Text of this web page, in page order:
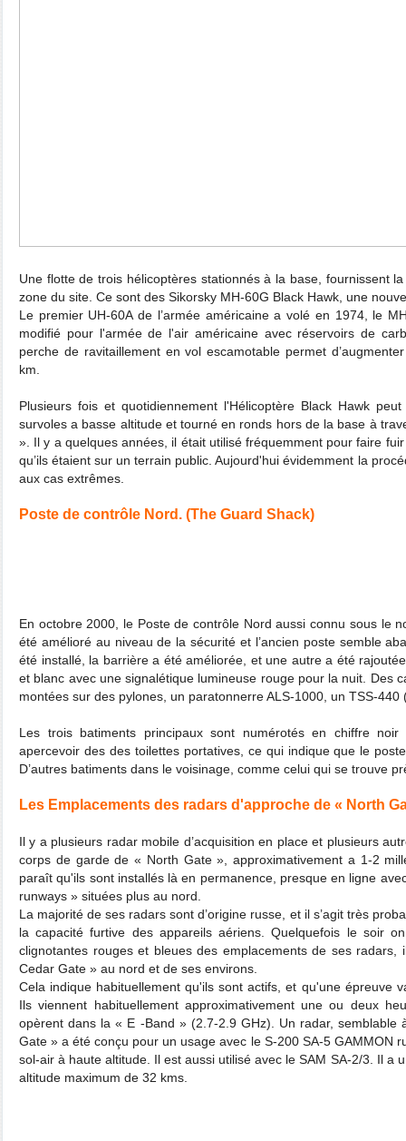
Une flotte de trois hélicoptères stationnés à la base, fournissent
zone du site. Ce sont des Sikorsky MH-60G Black Hawk, une
Le premier UH-60A de l’armée américaine a volé en 1974, le
modifié pour l'armée de l'air américaine avec réservoirs de
perche de ravitaillement en vol escamotable permet
km.
Plusieurs fois et quotidiennement l'Hélicoptère Black Hawk
survoles a basse altitude et tourné en ronds hors de la base à
». Il y a quelques années, il était utilisé fréquemment pour faire
qu’ils étaient sur un terrain public. Aujourd'hui évidemment la
aux cas extrêmes.
Poste de contrôle Nord. (The Guard Shack)
En octobre 2000, le Poste de contrôle Nord aussi connu sous le
été amélioré au niveau de la sécurité et l’ancien poste semble
été installé, la barrière a été améliorée, et une autre a été
et blanc avec une signalétique lumineuse rouge pour la nuit. Des
montées sur des pylones, un paratonnerre ALS-1000, un TSS-440
Les trois batiments principaux sont numérotés en chiffre
apercevoir des des toilettes portatives, ce qui indique que le
D’autres batiments dans le voisinage, comme celui qui se trouve
Les Emplacements des radars d'approche de « North
Il y a plusieurs radar mobile d’acquisition en place et plusieurs
corps de garde de « North Gate », approximativement a 1-2
paraît qu'ils sont installés là en permanence, presque en ligne
runways » situées plus au nord.
La majorité de ses radars sont d’origine russe, et il s’agit très
la capacité furtive des appareils aériens. Quelquefois le soir
clignotantes rouges et bleues des emplacements de ses radars,
Cedar Gate » au nord et de ses environs.
Cela indique habituellement qu'ils sont actifs, et qu'une épreuve
Ils viennent habituellement approximativement une ou deux
opèrent dans la « E -Band » (2.7-2.9 GHz). Un radar, semblable
Gate » a été conçu pour un usage avec le S-200 SA-5 GAMMON
sol-air à haute altitude. Il est aussi utilisé avec le SAM SA-2/3. Il a
altitude maximum de 32 kms.